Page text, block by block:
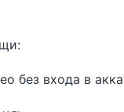
без входа в